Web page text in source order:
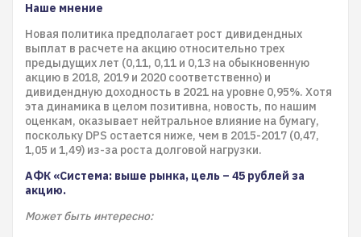
Наше мнение
Новая политика предполагает рост дивидендных
выплат в расчете на акцию относительно трех
предыдущих лет (0,11, 0,11 и 0,13 на обыкновенную
акцию в 2018, 2019 и 2020 соответственно) и
дивидендную доходность в 2021 на уровне 0,95%. Хотя
эта динамика в целом позитивна, новость, по нашим
оценкам, оказывает нейтральное влияние на бумагу,
поскольку DPS остается ниже, чем в 2015-2017 (0,47,
1,05 и 1,49) из-за роста долговой нагрузки.
АФК «Система: выше рынка, цель – 45 рублей за
акцию.
Может быть интересно: